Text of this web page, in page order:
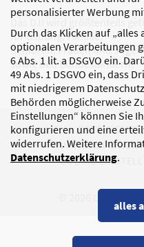
personalisierter Werbung
Durch das Klicken auf
optionalen Verarbeitungen
6 Abs. 1 lit. a DSGVO ein.
49 Abs. 1 DSGVO ein, dass
mit niedrigerem
Behörden möglicherweise
Einstellungen“ können Sie
konfigurieren und eine
widerrufen. Weitere
Datenschutzerklärung.
alles
Das DJI wird größtenteils
für Bildung, Familie,
Senioren, Frauen und
sowie den Bundesländern.
COOKIE-